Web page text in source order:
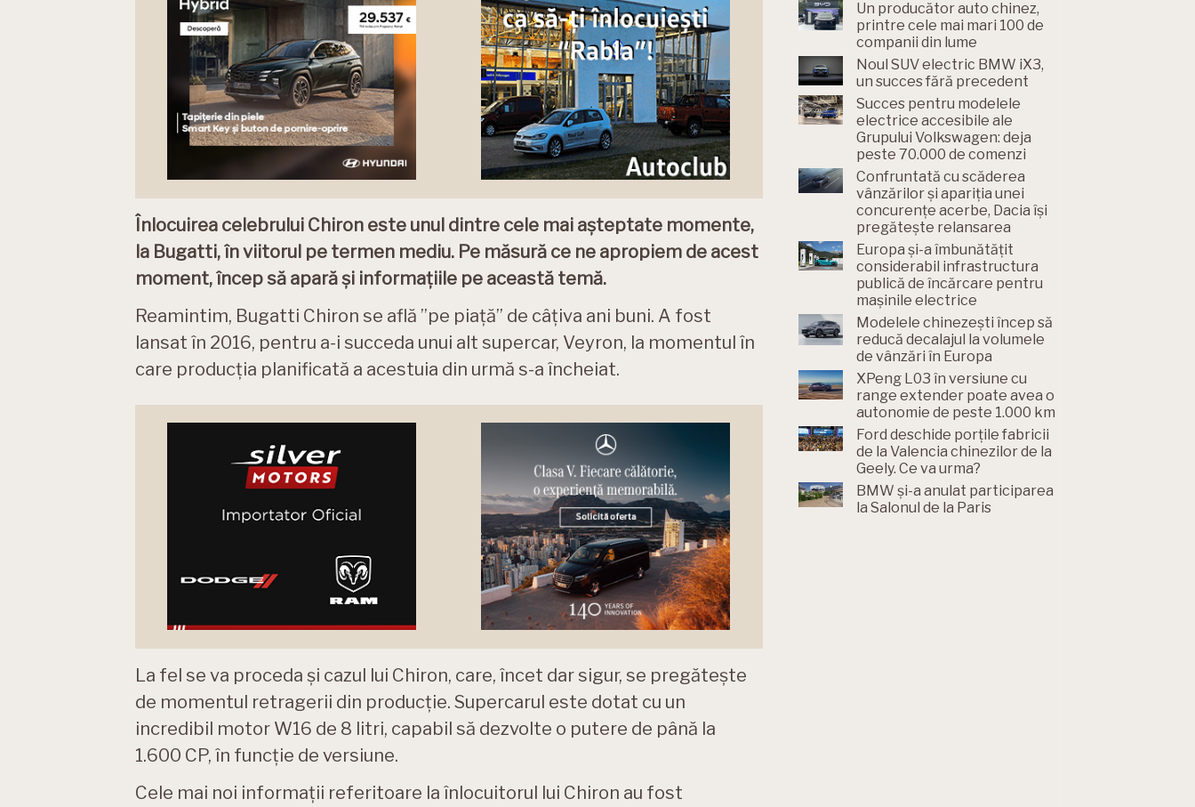
Înlocuirea celebrului Chiron este unul dintre cele mai așteptate momente,
la Bugatti, în viitorul pe termen mediu. Pe măsură ce ne apropiem de acest
moment, încep să apară și informațiile pe această temă.
Reamintim, Bugatti Chiron se află ”pe piață” de câțiva ani buni. A fost
lansat în 2016, pentru a-i succeda unui alt supercar, Veyron, la momentul în
care producția planificată a acestuia din urmă s-a încheiat.
La fel se va proceda și cazul lui Chiron, care, încet dar sigur, se pregătește
de momentul retragerii din producție. Supercarul este dotat cu un
incredibil motor W16 de 8 litri, capabil să dezvolte o putere de până la
1.600 CP, în funcție de versiune.
Cele mai noi informații referitoare la înlocuitorul lui Chiron au fost
Un producător auto chinez,
printre cele mai mari 100 de
companii din lume
Noul SUV electric BMW iX3,
un succes fără precedent
Succes pentru modelele
electrice accesibile ale
Grupului Volkswagen: deja
peste 70.000 de comenzi
Confruntată cu scăderea
vânzărilor și apariția unei
concurențe acerbe, Dacia își
pregătește relansarea
Europa și-a îmbunătățit
considerabil infrastructura
publică de încărcare pentru
mașinile electrice
Modelele chinezești încep să
reducă decalajul la volumele
de vânzări în Europa
XPeng L03 în versiune cu
range extender poate avea o
autonomie de peste 1.000 km
Ford deschide porțile fabricii
de la Valencia chinezilor de la
Geely. Ce va urma?
BMW și-a anulat participarea
la Salonul de la Paris